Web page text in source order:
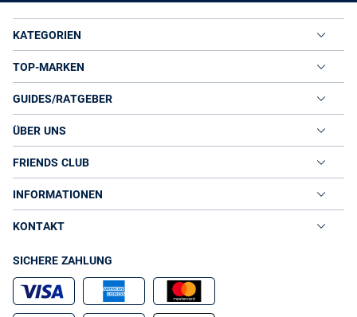
KATEGORIEN
TOP-MARKEN
GUIDES/RATGEBER
ÜBER UNS
FRIENDS CLUB
INFORMATIONEN
KONTAKT
SICHERE ZAHLUNG